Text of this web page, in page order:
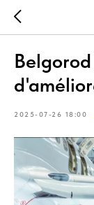
2025-07-26 18:00